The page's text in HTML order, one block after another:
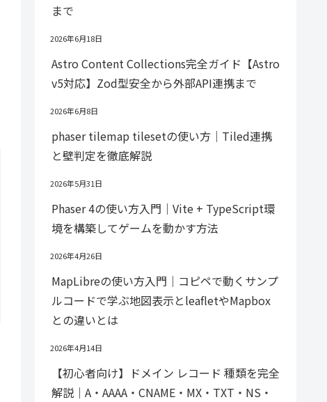
まで
2026年6月18日
Astro Content Collections完全ガイド【Astro
v5対応】Zod型安全から外部API連携まで
2026年6月8日
phaser tilemap tilesetの使い方｜Tiled連携
と壁判定を徹底解説
2026年5月31日
Phaser 4の使い方入門｜Vite + TypeScript環
境を構築してゲームを動かす方法
2026年4月26日
MapLibreの使い方入門｜コピペで動くサンプ
ルコードで学ぶ地図表示とleafletやMapbox
との違いとは
2026年4月14日
【初心者向け】ドメイン レコード 種類を完全
解説｜A・AAAA・CNAME・MX・TXT・NS・